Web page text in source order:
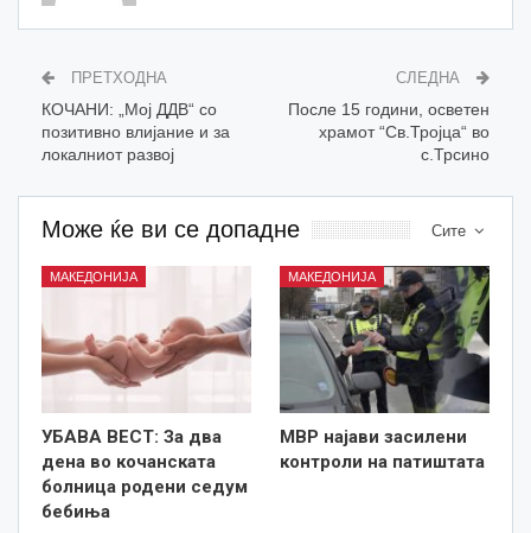
ПРЕТХОДНА
КОЧАНИ: „Мој ДДВ“ со
позитивно влијание и за
локалниот развој
СЛЕДНА
После 15 години, осветен
храмот “Св.Тројца“ во
с.Трсино
Сите
Може ќе ви се допадне
МАКЕДОНИЈА
УБАВА ВЕСТ: За два
дена во кочанската
болница родени седум
бебиња
МАКЕДОНИЈА
МВР најави засилени
контроли на патиштата